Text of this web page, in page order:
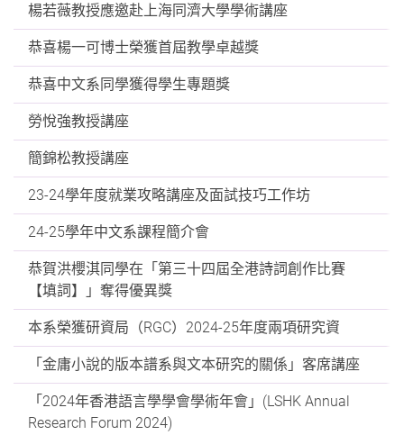
楊若薇教授應邀赴上海同濟大學學術講座
恭喜楊一可博士榮獲首屆教學卓越獎
恭喜中文系同學獲得學生專題獎
勞悅強教授講座
簡錦松教授講座
23-24學年度就業攻略講座及面試技巧工作坊
24-25學年中文系課程簡介會
恭賀洪櫻淇同學在「第三十四屆全港詩詞創作比賽
【填詞】」奪得優異獎
本系榮獲研資局（RGC）2024-25年度兩項研究資
「金庸小說的版本譜系與文本研究的關係」客席講座
「2024年香港語言學學會學術年會」(LSHK Annual
Research Forum 2024)